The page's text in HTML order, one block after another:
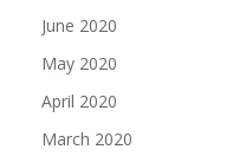
June 2020
May 2020
April 2020
March 2020